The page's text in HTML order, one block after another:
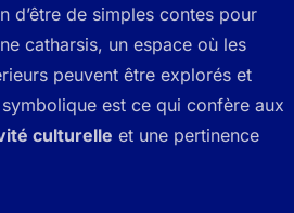
d’être de simples contes pour
catharsis, un espace où les
peuvent être explorés et
est ce qui confère aux
culturelle et une pertinence